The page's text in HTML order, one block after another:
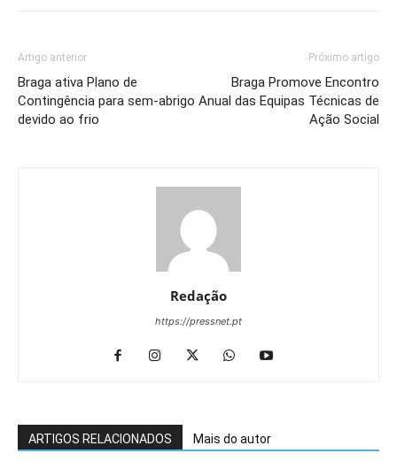
Artigo anterior
Braga ativa Plano de
Contingência para sem-abrigo
devido ao frio
Próximo artigo
Braga Promove Encontro
Anual das Equipas Técnicas de
Ação Social
Redação
https://pressnet.pt
ARTIGOS RELACIONADOS Mais do autor